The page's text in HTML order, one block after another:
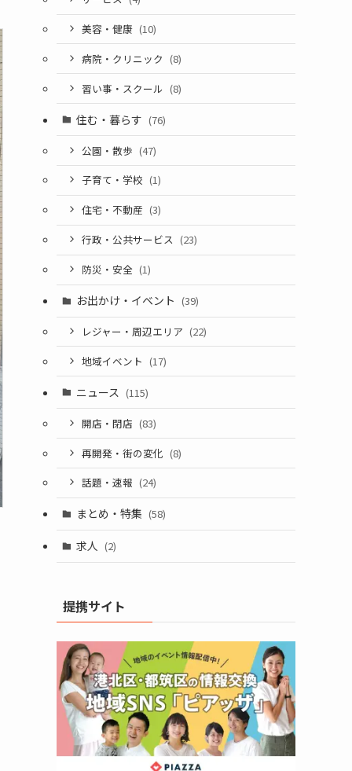
美容・健康 (10)
病院・クリニック (8)
習い事・スクール (8)
住む・暮らす (76)
公園・散歩 (47)
子育て・学校 (1)
住宅・不動産 (3)
行政・公共サービス (23)
防災・安全 (1)
お出かけ・イベント (39)
レジャー・周辺エリア (22)
地域イベント (17)
ニュース (115)
開店・閉店 (83)
再開発・街の変化 (8)
話題・速報 (24)
まとめ・特集 (58)
求人 (2)
提携サイト